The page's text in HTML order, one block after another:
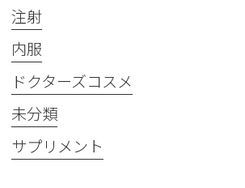
注射
内服
ドクターズコスメ
未分類
サプリメント